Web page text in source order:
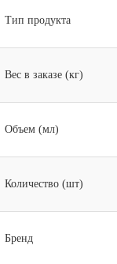
Тип продукта
Вес в заказе (кг)
Объем (мл)
Количество (шт)
Бренд